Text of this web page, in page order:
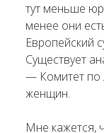
тут меньше
менее они
Европейский
Существует
— Комитет по
женщин.
Мне кажется,